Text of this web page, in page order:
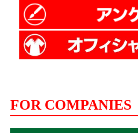
FOR COMPANIES